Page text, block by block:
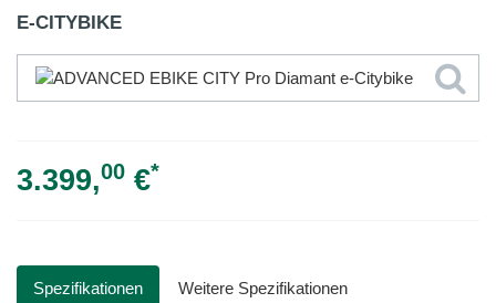
E-CITYBIKE
3.399,00 €*
Spezifikationen Weitere Spezifikationen